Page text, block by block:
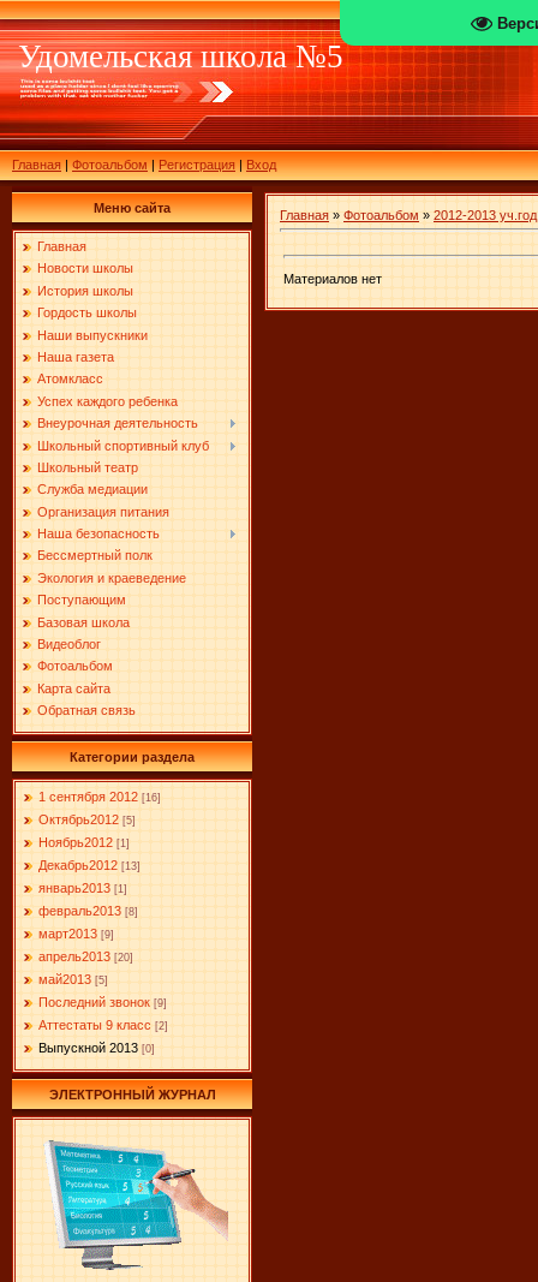
Удомельская школа №5
Главная|Фотоальбом|Регистрация|Вход
Меню сайта
Главная
Новости школы
История школы
Гордость школы
Наши выпускники
Наша газета
Атомкласс
Успех каждого ребенка
Внеурочная деятельность
Школьный спортивный клуб
Школьный театр
Служба медиации
Организация питания
Наша безопасность
Бессмертный полк
Экология и краеведение
Поступающим
Базовая школа
Видеоблог
Фотоальбом
Карта сайта
Обратная связь
Категории раздела
1 сентября 2012 [16]
Октябрь2012 [5]
Ноябрь2012 [1]
Декабрь2012 [13]
январь2013 [1]
февраль2013 [8]
март2013 [9]
апрель2013 [20]
май2013 [5]
Последний звонок [9]
Аттестаты 9 класс [2]
Выпускной 2013 [0]
ЭЛЕКТРОННЫЙ ЖУРНАЛ
Главная » Фотоальбом » 2012-2013 уч.год
Материалов нет